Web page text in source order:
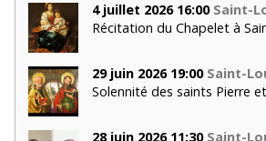
4 juillet 2026 16:00 Saint-
Récitation du Chapelet à
29 juin 2026 19:00 Saint-
Solennité des saints Pierre
28 juin 2026 11:30 Saint-